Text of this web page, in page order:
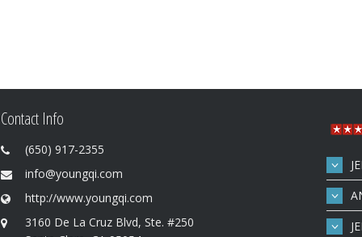
Contact Info
(650) 917-2355
info@youngqi.com
http://www.youngqi.com
3160 De La Cruz Blvd, Ste. #250